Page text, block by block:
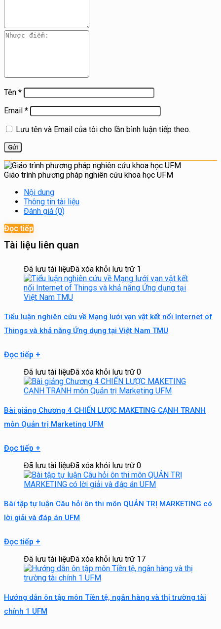
Tên *
Email *
Lưu tên và Email của tôi cho lần bình luận tiếp theo.
Giáo trình phương pháp nghiên cứu khoa học UFM
Nội dung
Thông tin tài liệu
Đánh giá (0)
Đọc tiếp
Tài liệu liên quan
Đã lưu tài liệuĐã xóa khỏi lưu trữ 1
Tiểu luận nghiên cứu về Mạng lưới vạn vật kết nối Internet of
Things và khả năng Ứng dụng tại Việt Nam TMU
Đọc tiếp +
Đã lưu tài liệuĐã xóa khỏi lưu trữ 0
Bài giảng Chương 4 CHIẾN LƯỢC MAKETING CẠNH TRANH
môn Quản trị Marketing UFM
Đọc tiếp +
Đã lưu tài liệuĐã xóa khỏi lưu trữ 0
Bài tập tự luận Câu hỏi ôn thi môn QUẢN TRỊ MARKETING có
lời giải và đáp án UFM
Đọc tiếp +
Đã lưu tài liệuĐã xóa khỏi lưu trữ 17
Hướng dẫn ôn tập môn Tiền tệ, ngân hàng và thị trường tài
chính 1 UFM